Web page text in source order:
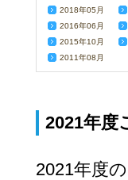
2018年05月
2016年06月
2015年10月
2011年08月
2021年度
2021年度